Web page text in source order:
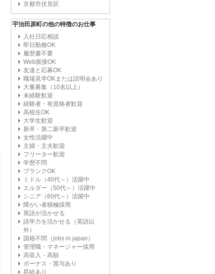
京都市伏見区
宇治田原町の他の特徴のお仕事
入社日応相談
即日勤務OK
履歴書不要
Web面接OK
友達と応募OK
職場見学OKまたは説明会あり
大量募集（10名以上）
未経験歓迎
経験者・有資格者歓迎
高校生OK
大学生歓迎
新卒・第二新卒歓迎
女性活躍中
主婦・主夫歓迎
フリーター歓迎
学歴不問
ブランクOK
ミドル（40代～）活躍中
エルダー（50代～）活躍中
シニア（60代～）活躍中
障がい者積極採用
英語が活かせる
語学力を活かせる（英語以
外）
国籍不問（jobs in japan）
管理職・マネージャー採用
高収入・高額
ボーナス・賞与あり
昇給あり